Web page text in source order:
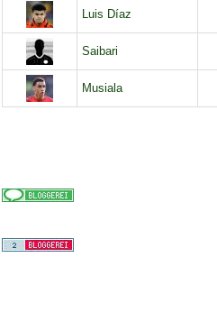
Luis Díaz
Saibari
Musiala